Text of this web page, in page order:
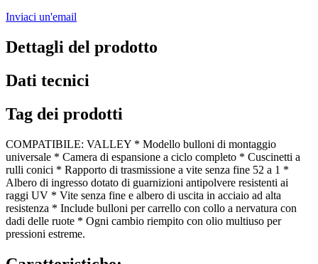
Inviaci un'email
Dettagli del prodotto
Dati tecnici
Tag dei prodotti
COMPATIBILE: VALLEY * Modello bulloni di montaggio
universale * Camera di espansione a ciclo completo * Cuscinetti a
rulli conici * Rapporto di trasmissione a vite senza fine 52 a 1 *
Albero di ingresso dotato di guarnizioni antipolvere resistenti ai
raggi UV * Vite senza fine e albero di uscita in acciaio ad alta
resistenza * Include bulloni per carrello con collo a nervatura con
dadi delle ruote * Ogni cambio riempito con olio multiuso per
pressioni estreme.